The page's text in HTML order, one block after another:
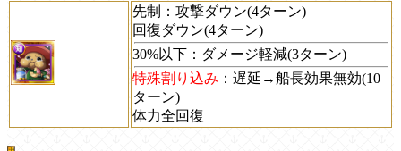
先制：攻撃ダウン(4ターン)
回復ダウン(4ターン)
30%以下：ダメージ軽減(3ターン)
特殊割り込み ：遅延→船長効果無効(10
ターン)
体力全回復